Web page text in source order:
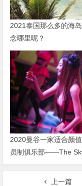
2021泰国那么多的海
念哪里呢？
2020曼谷一家适合颜
员制俱乐部——The
Lounge
上一篇